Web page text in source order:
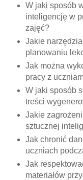
W jaki sposób
inteligencję w
zajęć?
Jakie
planowaniu
Jak można
pracy z
W jaki sposób
treści
Jakie
sztucznej
Jak chronić
uczniach
Jak
materiałów